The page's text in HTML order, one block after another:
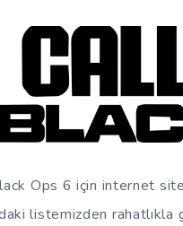
Ops 6 için internet
listemizden rahatlıkla